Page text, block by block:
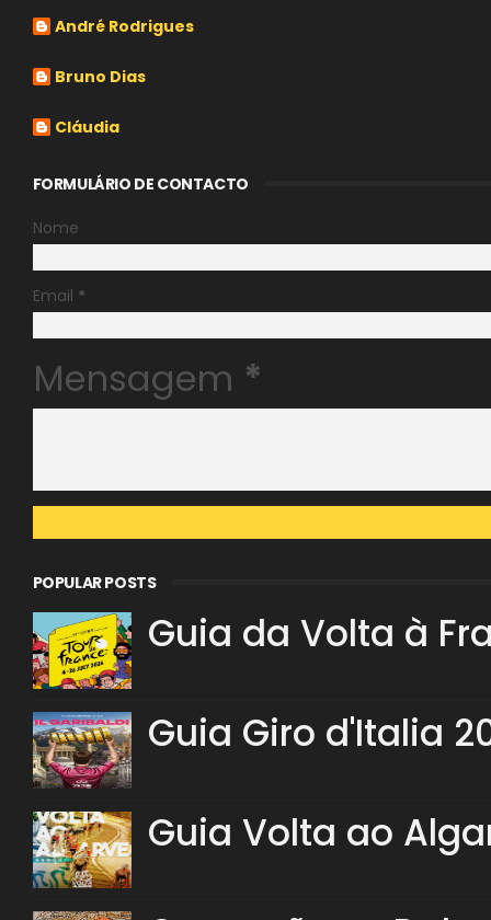
André Rodrigues
Bruno Dias
Cláudia
FORMULÁRIO DE CONTACTO
Nome
Email *
Mensagem *
POPULAR POSTS
Guia da Volta à
Guia Giro d'Italia
Guia Volta ao